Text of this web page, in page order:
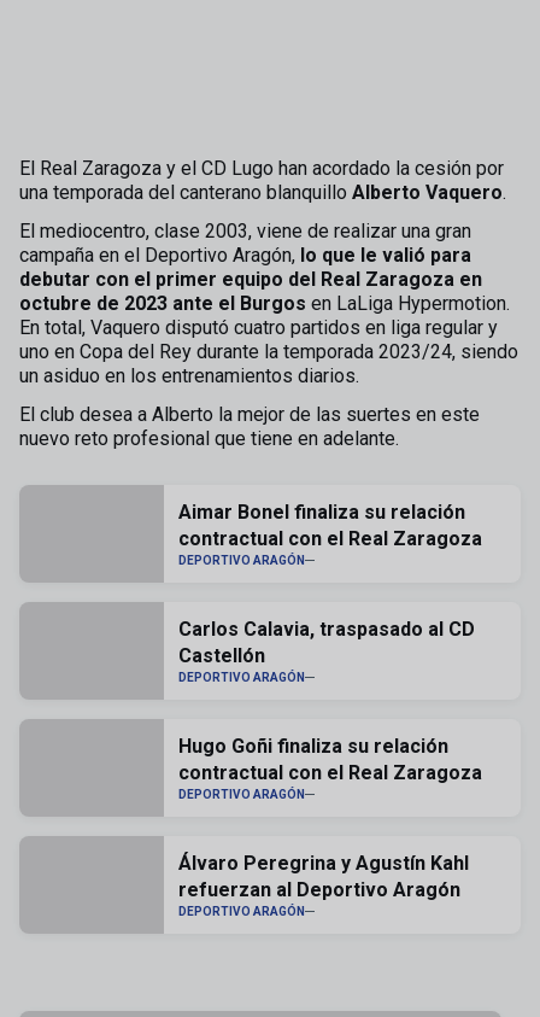
El Real Zaragoza y el CD Lugo han acordado la cesión por
una temporada del canterano blanquillo Alberto Vaquero.
El mediocentro, clase 2003, viene de realizar una gran
campaña en el Deportivo Aragón, lo que le valió para
debutar con el primer equipo del Real Zaragoza en
octubre de 2023 ante el Burgos en LaLiga Hypermotion.
En total, Vaquero disputó cuatro partidos en liga regular y
uno en Copa del Rey durante la temporada 2023/24, siendo
un asiduo en los entrenamientos diarios.
El club desea a Alberto la mejor de las suertes en este
nuevo reto profesional que tiene en adelante.
Aimar Bonel finaliza su relación
contractual con el Real Zaragoza
DEPORTIVO ARAGÓN
Carlos Calavia, traspasado al CD
Castellón
DEPORTIVO ARAGÓN
Hugo Goñi finaliza su relación
contractual con el Real Zaragoza
DEPORTIVO ARAGÓN
Álvaro Peregrina y Agustín Kahl
refuerzan al Deportivo Aragón
DEPORTIVO ARAGÓN